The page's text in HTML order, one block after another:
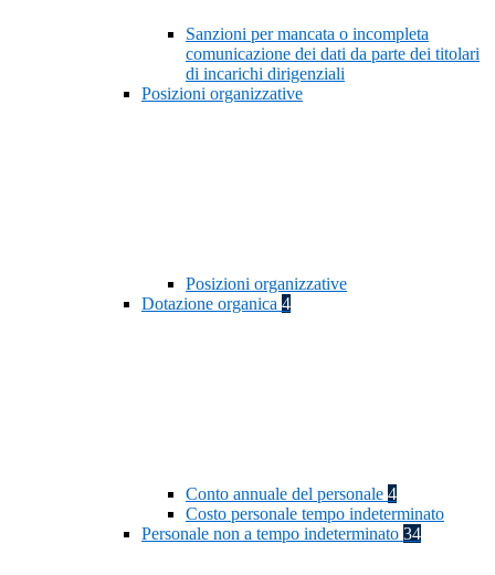
Sanzioni per mancata o incompleta
comunicazione dei dati da parte dei titolari
di incarichi dirigenziali
Posizioni organizzative
Posizioni organizzative
Dotazione organica 4
Conto annuale del personale 4
Costo personale tempo indeterminato
Personale non a tempo indeterminato 34